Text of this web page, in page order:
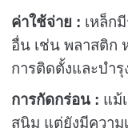
ค่าใช้จ่าย : เหล็ก
อื่น เช่น พลาสติก
การติดตั้งและบำ
การกัดกร่อน : แม้
สนิม แต่ยังมีความ